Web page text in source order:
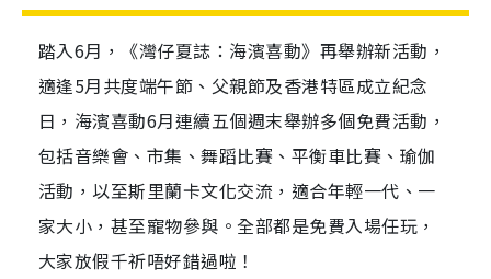
踏入6月，《灣仔夏誌：海濱喜動》再舉辦新活動，
適逢5月共度端午節、父親節及香港特區成立紀念
日，海濱喜動6月連續五個週末舉辦多個免費活動，
包括音樂會、市集、舞蹈比賽、平衡車比賽、瑜伽
活動，以至斯里蘭卡文化交流，適合年輕一代、一
家大小，甚至寵物參與。全部都是免費入場任玩，
大家放假千祈唔好錯過啦！